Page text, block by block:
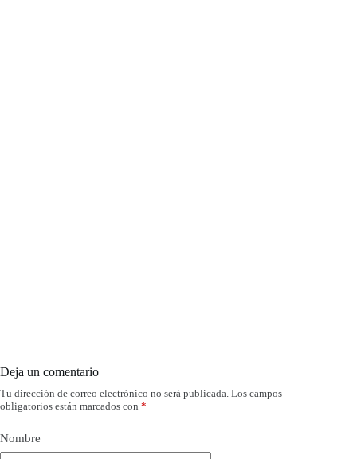
Deja un comentario
Tu dirección de correo electrónico no será publicada. Los campos
obligatorios están marcados con *
Nombre